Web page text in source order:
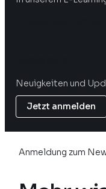
Neuigkeiten und
Jetzt anmelden
Anmeldung zum